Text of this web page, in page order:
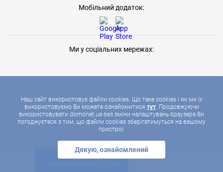
Наш сайт використовує файли cookies. Що таке cookies і як ми їх
використовуємо Ви можете ознайомитися тут. Продовжуючи
використовувати domonet.ua без зміни налаштувань браузера Ви
погоджуєтеся з тим, що файли cookies зберігатимуться на вашому
пристрої.
Дякую, ознайомлений
Мобільний додаток:
Ми у соціальних мережах:
2026 © ДОМОНЕТ, УСІ ПРАВА ЗАХИЩЕНІ